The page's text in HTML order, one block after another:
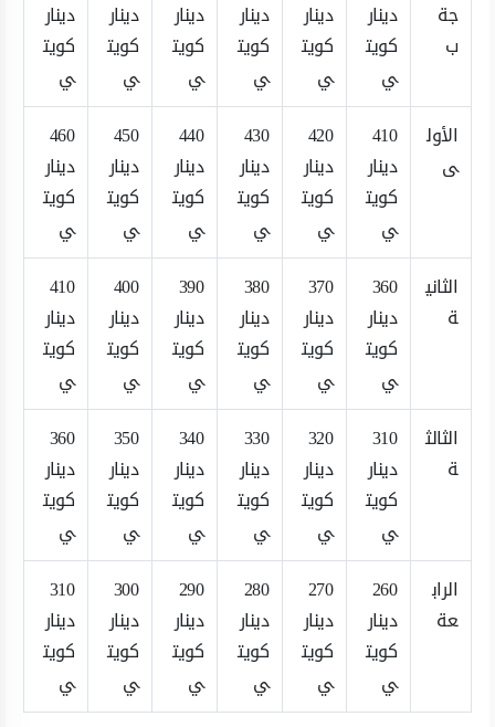
جة
ب
دينار
كويت
ي
دينار
كويت
ي
دينار
كويت
ي
دينار
كويت
ي
دينار
كويت
ي
دينار
كويت
ي
الأول
ى
410
دينار
كويت
ي
420
دينار
كويت
ي
430
دينار
كويت
ي
440
دينار
كويت
ي
450
دينار
كويت
ي
460
دينار
كويت
ي
الثاني
ة
360
دينار
كويت
ي
370
دينار
كويت
ي
380
دينار
كويت
ي
390
دينار
كويت
ي
400
دينار
كويت
ي
410
دينار
كويت
ي
الثالث
ة
310
دينار
كويت
ي
320
دينار
كويت
ي
330
دينار
كويت
ي
340
دينار
كويت
ي
350
دينار
كويت
ي
360
دينار
كويت
ي
الراب
عة
260
دينار
كويت
ي
270
دينار
كويت
ي
280
دينار
كويت
ي
290
دينار
كويت
ي
300
دينار
كويت
ي
310
دينار
كويت
ي